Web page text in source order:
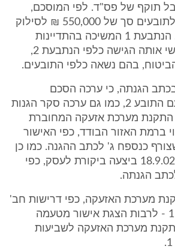
תוקף של פס"ד. לפי המוסכם,
שילמה הנתבעת 1 לתובעים סך של 550,000 ₪ לסילוק
מלא של תביעותיה. הנתבעת 1 המשיכה בהתדיינות
בהודעת הצד השלישי אותה הגישה כלפי הנתבעת 2,
בהם נשאה כלפי התובעים.
הודתה בכתב הגנתה, כי ערכה הסכם
התקשרות למוקד עם התובע 2, כמו גם ערכה סקר הגנות
התקנת מערכת אזעקה המחוברת
ברמת האזור הבודד, כפי האישור
19.9.02, שצורף כנספח ג' לכתב ההגנה. כמו כן
הודתה, כי בתאריך 18.9.02 ביצעה ביקורת לעסק, כפי
הגנתה.
מערכת האזעקה, כפי דרישות חב'
הביטוח - הנתבעת 1 - לרבות הצגת אישור מטעמה
בדבר התקנת מערכת האזעקה לשביעות